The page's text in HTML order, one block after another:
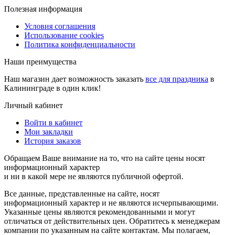
Полезная информация
Условия соглашения
Использование cookies
Политика конфиденциальности
Наши преимущества
Наш магазин дает возможность заказать все для праздника в
Калининграде в один клик!
Личный кабинет
Войти в кабинет
Мои закладки
История заказов
Обращаем Ваше внимание на то, что на сайте цены носят
информационный характер
и ни в какой мере не являются публичной офертой.
Все данные, представленные на сайте, носят
информационный характер и не являются исчерпывающими.
Указанные цены являются рекомендованными и могут
отличаться от действительных цен. Обратитесь к менеджерам
компании по указанным на сайте контактам. Мы полагаем,